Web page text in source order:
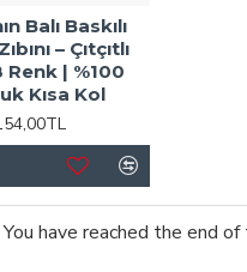
Balı Baskılı
– Çıtçıtlı
Renk | %100
Kısa Kol
You have reached the end